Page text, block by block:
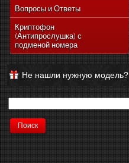
Vertu Ascent Ti
Vertu Ferrari Edition
Vertu Racetrack Legends
Vertu Signature Touch
Vertu Constellation Touch
Вопросы и Ответы
Криптофон
(Антипрослушка) с
подменой номера
Не нашли нужную модель?